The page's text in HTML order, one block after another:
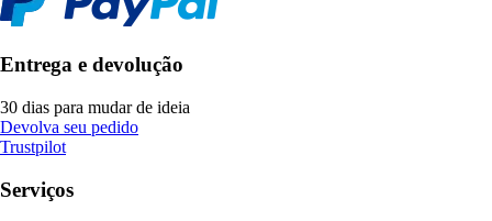
Entrega e devolução
30 dias para mudar de ideia
Devolva seu pedido
Trustpilot
Serviços